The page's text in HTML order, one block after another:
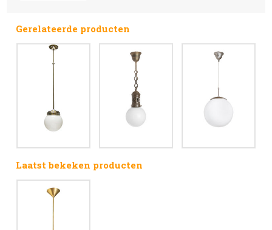
Gerelateerde producten
Laatst bekeken producten